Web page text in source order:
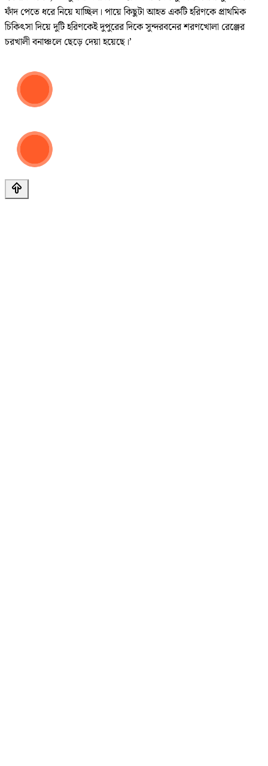
ফাঁদ পেতে ধরে নিয়ে যাচ্ছিল। পায়ে কিছুটা আহত একটি হরিণকে প্রাথমিক
চিকিৎসা দিয়ে দুটি হরিণকেই দুপুরের দিকে সুন্দরবনের শরণখোলা রেঞ্জের
চরখালী বনাঞ্চলে ছেড়ে দেয়া হয়েছে।’